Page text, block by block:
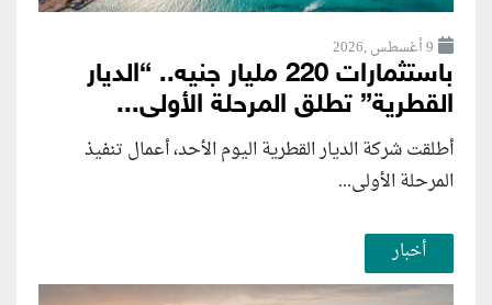
9 أغسطس ,2026
باستثمارات 220 مليار جنيه.. “الديار
القطرية” تطلق المرحلة الأولى...
أطلقت شركة الديار القطرية اليوم الأحد، أعمال تنفيذ
المرحلة الأولى...
أخبار